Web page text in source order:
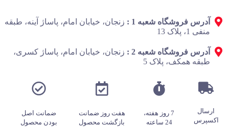
آدرس فروشگاه شعبه 1 :
زنجان، خیابان امام، پاساژ آینه، طبقه
منفی 1، پلاک 13
آدرس فروشگاه شعبه 2 :
زنجان، خیابان امام، پاساژ کسری،
طبقه همکف، پلاک 5
ارسال
اکسپرس
7 روز هفته،
24 ساعته
هفت روز ضمانت
بازگشت محصول
ضمانت اصل
بودن محصول